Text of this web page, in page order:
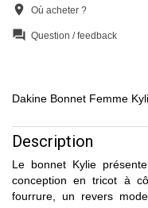
location_on Où acheter ?
question_answer Question / feedback
Dakine Bonnet Femme
Description
Le bonnet Kylie
conception en tricot à
fourrure, un revers